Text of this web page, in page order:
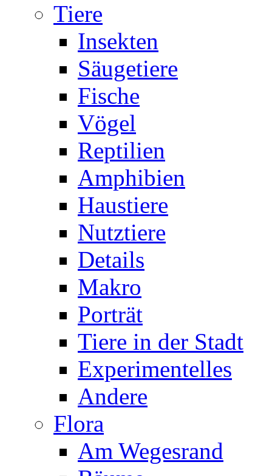
Tiere
Insekten
Säugetiere
Fische
Vögel
Reptilien
Amphibien
Haustiere
Nutztiere
Details
Makro
Porträt
Tiere in der Stadt
Experimentelles
Andere
Flora
Am Wegesrand